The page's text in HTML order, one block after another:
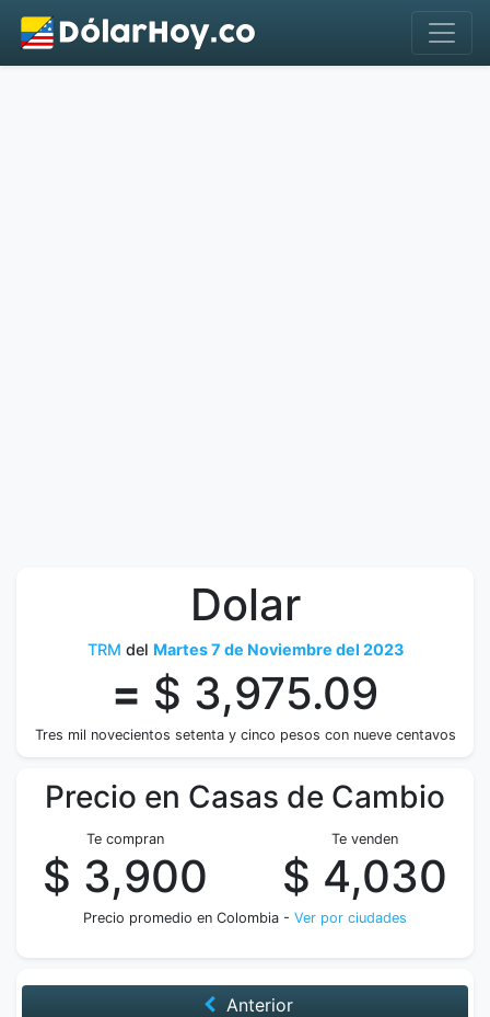
Dolar
TRM del Martes 7 de Noviembre del 2023
= $ 3,975.09
Tres mil novecientos setenta y cinco pesos con nueve centavos
Precio en Casas de Cambio
Te compran
$ 3,900
Te venden
$ 4,030
Precio promedio en Colombia - Ver por ciudades
Anterior